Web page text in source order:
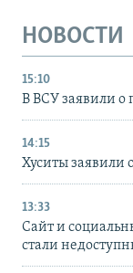
НОВОСТИ
15:10
В ВСУ заявили о
14:15
Хуситы заявили
13:33
Сайт и
стали